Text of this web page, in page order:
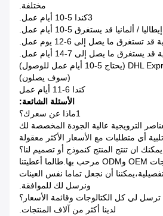
مختلفة.
3كندا 5-10 أيام عمل.
(سوف يصلون)
كندا 6-11 أيام عمل
الأسئلة الشائعة:
1ماذا عن سعرك؟
الترويجية عالية الجودة المخصصة لك
أي متطلبات مع الأسعار الأكثر معقولة
نعم،نستطيع.منتجات OEM وODM مرحب بها.طالما أعطيتنا
أن نجعل تماما نفس العينات
ونرسل لك للموافقة.
لدينا أكثر من آلاف المنتجات.